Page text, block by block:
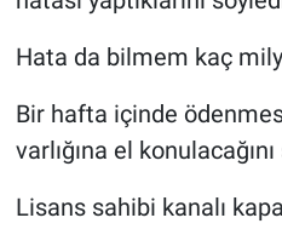
Hata da bilmem kaç
Bir hafta içinde
varlığına el
Lisans sahibi kanalı